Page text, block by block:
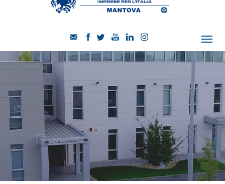
CHI SIAMO
SERVIZI
CATEGORIE
DELEGAZIONI
ATTIVITÀ STORICHE
PERIODICO